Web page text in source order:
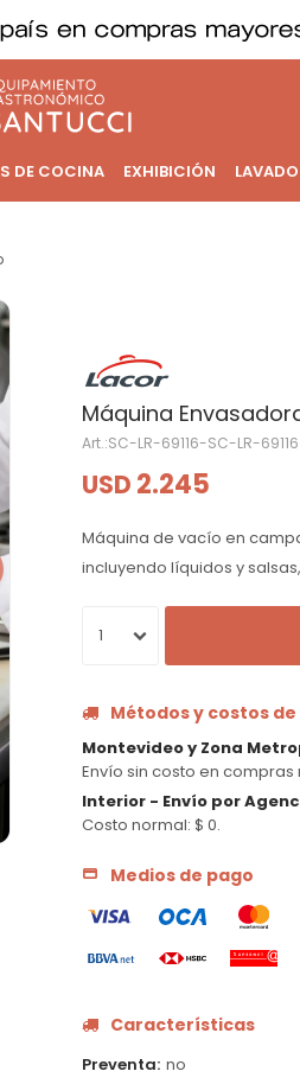
DE COCINA EXHIBICIÓN LAVADO
Máquina
SC-LR-69116-SC-LR-69116
USD 2.245
Máquina de vacío en
incluyendo líquidos y
1
Métodos y costos
Montevideo y Zona
Envío sin costo en compras
Interior - Envío por
Costo normal: $ 0.
Medios de pago
Características
Preventa no